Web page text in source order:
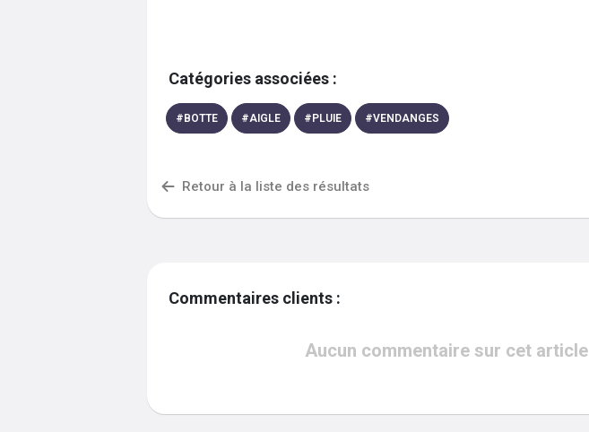
Catégories associées :
# BOTTE #AIGLE # PLUIE #VENDANGES
Retour à la liste des résultats
Commentaires clients :
Aucun commentaire sur cet article